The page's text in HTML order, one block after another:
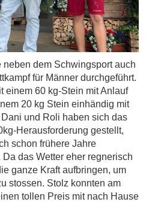
neben dem Schwingsport auch
für Männer durchgeführt.
einem 60 kg-Stein mit Anlauf
20 kg Stein einhändig mit
und Roli haben sich das
Herausforderung gestellt,
schon frühere Jahre
das Wetter eher regnerisch
ganze Kraft aufbringen, um
stossen. Stolz konnten am
tollen Preis mit nach Hause